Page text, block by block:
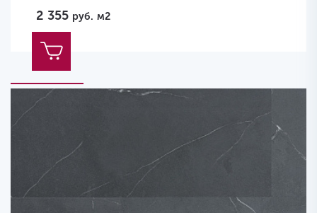
2 355 руб. м2